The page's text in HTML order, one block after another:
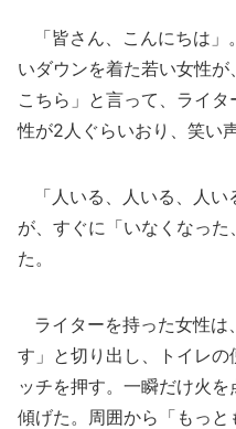
「皆さん、こんにちは」
いダウンを着た若い女性
こちら」と言って、ライ
性が2人ぐらいおり、笑い
「人いる、人いる、人い
が、すぐに「いなくなっ
た。
ライターを持った女性は
す」と切り出し、トイレ
ッチを押す。一瞬だけ火
傾げた。周囲から「もっ